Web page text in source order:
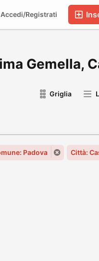
Accedi/Registrati
Gemella,
Griglia
Padova Città: